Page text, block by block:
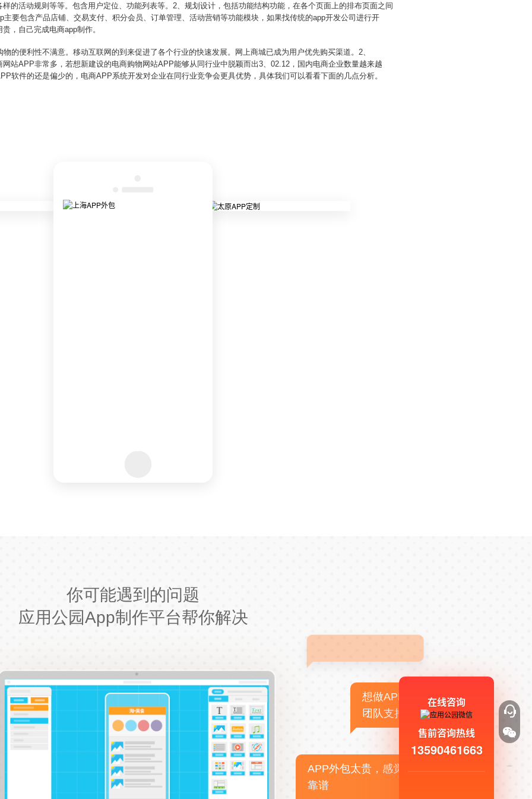
的活动规则等等。包含用户定位、功能列表等。2、规划设计，包括功能结构功能，在各个页面上的排布页面之间
要包含产品店铺、交易支付、积分会员、订单管理、活动营销等功能模块，如果找传统的app开发公司进行开
，自己完成电商app制作。
的便利性不满意。移动互联网的到来促进了各个行业的快速发展。网上商城已成为用户优先购买渠道。2、
站APP非常多，若想新建设的电商购物网站APP能够从同行业中脱颖而出3、02.12，国内电商企业数量越来越
软件的还是偏少的，电商APP系统开发对企业在同行业竞争会更具优势，具体我们可以看看下面的几点分析。
你可能遇到的问题
应用公园App制作平台帮你解决
想做APP，但没有技术
团队支持
APP外包太贵，感觉不
靠谱
在线咨询
售前咨询热线
13590461663